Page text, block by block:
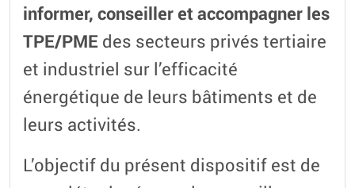
informer, conseiller et accompagner les
TPE/PME des secteurs privés tertiaire
et industriel sur l’efficacité
énergétique de leurs bâtiments et de
leurs activités.
L’objectif du présent dispositif est de